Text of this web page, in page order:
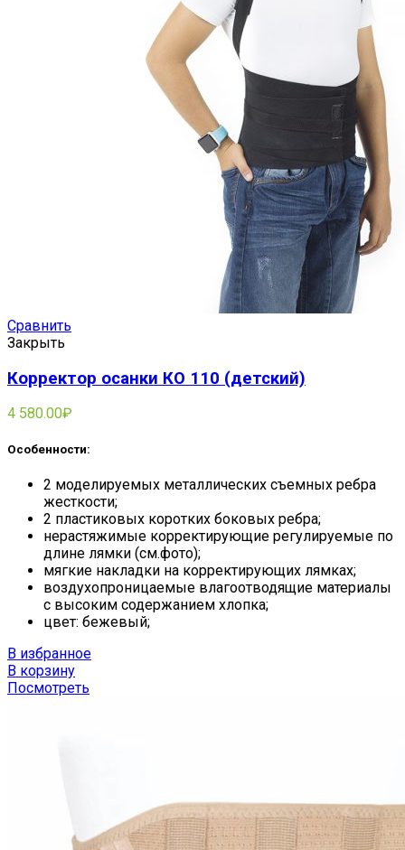
Сравнить
Закрыть
Корректор осанки КО 110 (детский)
4 580.00₽
Особенности:
2 моделируемых металлических съемных ребра
жесткости;
2 пластиковых коротких боковых ребра;
нерастяжимые корректирующие регулируемые по
длине лямки (см.фото);
мягкие накладки на корректирующих лямках;
воздухопроницаемые влагоотводящие материалы
с высоким содержанием хлопка;
цвет: бежевый;
В избранное
В корзину
Посмотреть